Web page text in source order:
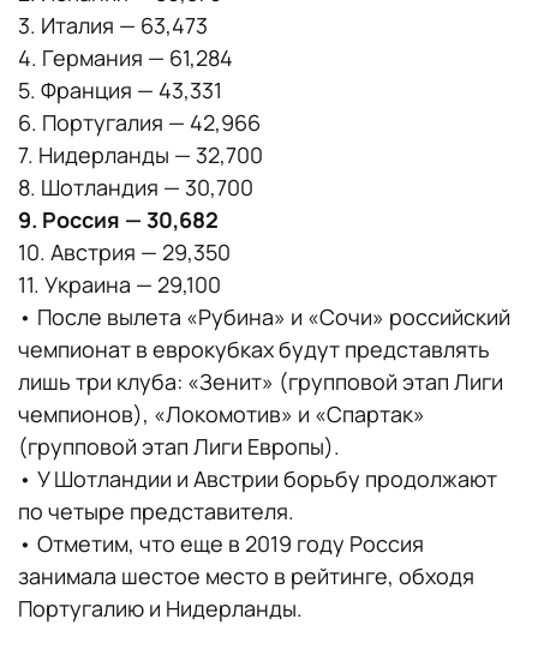
3. Италия — 63,473
4. Германия — 61,284
5. Франция — 43,331
6. Португалия — 42,966
7. Нидерланды — 32,700
8. Шотландия — 30,700
9. Россия — 30,682
10. Австрия — 29,350
11. Украина — 29,100
• После вылета «Рубина» и «Сочи» российский
чемпионат в еврокубках будут представлять
лишь три клуба: «Зенит» (групповой этап Лиги
чемпионов), «Локомотив» и «Спартак»
(групповой этап Лиги Европы).
• У Шотландии и Австрии борьбу продолжают
по четыре представителя.
• Отметим, что еще в 2019 году Россия
занимала шестое место в рейтинге, обходя
Португалию и Нидерланды.